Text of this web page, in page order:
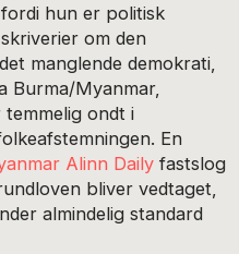
hun er politisk
om den
manglende demokrati,
Burma/Myanmar,
ondt i
En
Alinn Daily fastslog
bliver vedtaget,
almindelig standard